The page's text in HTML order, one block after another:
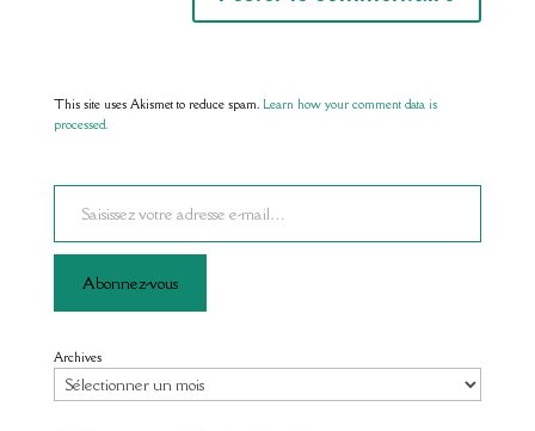
This site uses Akismet to reduce spam. Learn how your comment data is
processed.
Saisissez votre adresse e-mail…
Abonnez-vous
Archives